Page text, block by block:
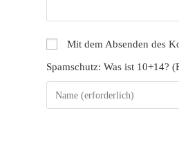
Mit dem Absenden des
Spamschutz: Was ist 10+14?
Gib
deinen